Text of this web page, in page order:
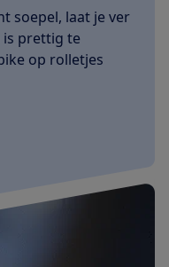
soepel, laat je ver
is prettig te
op rolletjes